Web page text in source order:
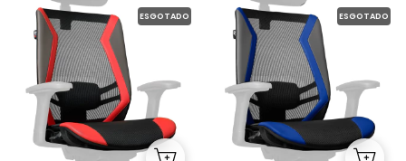
ESGOTADO ESGOTADO